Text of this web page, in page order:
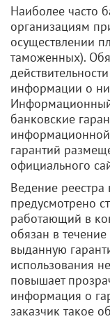
Наиболее часто
организациям
осуществлении
таможенных).
информации о
банковские
информационной
гарантий
официального
Ведение реестра
предусмотрено
работающий в
обязан в
выданную
использования
повышает
информация о
заказчик такое